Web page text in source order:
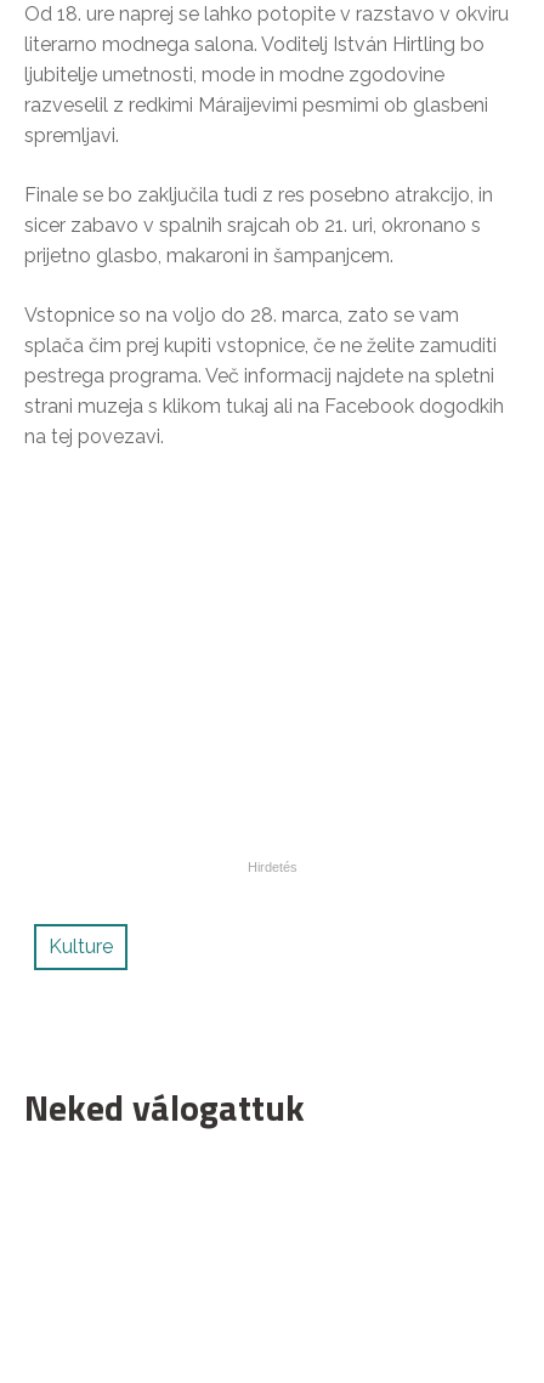
Od 18. ure naprej se lahko potopite v razstavo v okviru
literarno modnega salona. Voditelj István Hirtling bo
ljubitelje umetnosti, mode in modne zgodovine
razveselil z redkimi Máraijevimi pesmimi ob glasbeni
spremljavi.
Finale se bo zaključila tudi z res posebno atrakcijo, in
sicer zabavo v spalnih srajcah ob 21. uri, okronano s
prijetno glasbo, makaroni in šampanjcem.
Vstopnice so na voljo do 28. marca, zato se vam
splača čim prej kupiti vstopnice, če ne želite zamuditi
pestrega programa. Več informacij najdete na spletni
strani muzeja s klikom tukaj ali na Facebook dogodkih
na tej povezavi.
Kulture
Neked válogattuk